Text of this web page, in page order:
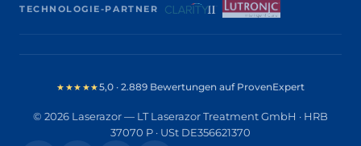
TECHNOLOGIE-PARTNER
★★★★★5,0 · 2.889 Bewertungen auf ProvenExpert
© 2026 Laserazor — LT Laserazor Treatment GmbH · HRB
37070 P · USt DE356621370